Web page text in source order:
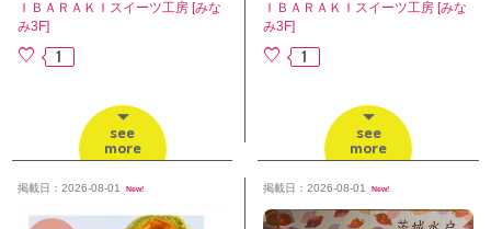
ＩＢＡＲＡＫＩスイーツ工房 [みな
み3F]
1
see
more
ＩＢＡＲＡＫＩスイーツ工房 [みな
み3F]
1
see
more
掲載日：2026-08-01 New! 掲載日：2026-08-01 New!